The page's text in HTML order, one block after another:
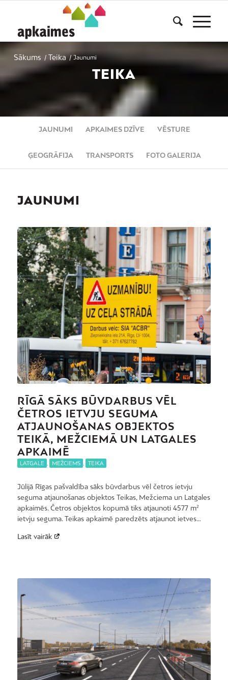
Sākums / Teika / Jaunumi
TEIKA
JAUNUMI APKAIMES DZĪVE VĒSTURE
ĢEOGRĀFIJA TRANSPORTS FOTO GALERIJA
JAUNUMI
RĪGĀ SĀKS BŪVDARBUS VĒL
ČETROS IETVJU SEGUMA
ATJAUNOŠANAS OBJEKTOS
TEIKĀ, MEŽCIEMĀ UN LATGALES
APKAIMĒ
LATGALE MEŽCIEMS TEIKA
Jūlijā Rīgas pašvaldība sāks būvdarbus vēl četros ietvju
seguma atjaunošanas objektos Teikas, Mežciema un Latgales
apkaimēs. Četros objektos kopumā tiks atjaunoti 4577 m²
ietvju seguma. Teikas apkaimē paredzēts atjaunot ietves…
Lasīt vairāk